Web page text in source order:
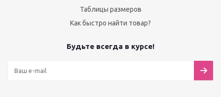
Таблицы размеров
Как быстро найти товар?
Будьте всегда в курсе!